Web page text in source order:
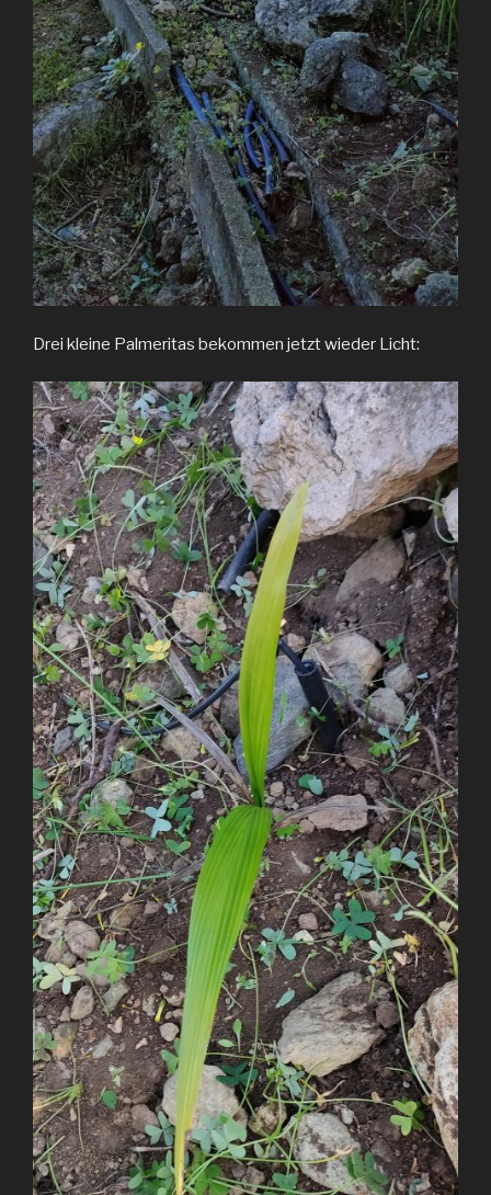
Drei kleine Palmeritas bekommen jetzt wieder Licht: